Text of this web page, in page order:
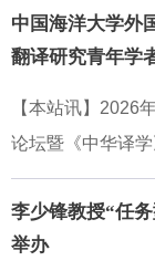
ry）对FFMs进行
研究中识别出的
强调应从功能性
使用AI的方法，也
的Transformer架
现代大语言模型
中国海洋大学外
翻译研究青年学
【本站讯】2026
论坛暨《中华译
举办，来自全国
与青年学者齐聚
翻译学科发展、
李少锋教授“任
举办